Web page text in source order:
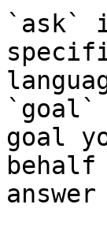
`ask`
`goal`
goal